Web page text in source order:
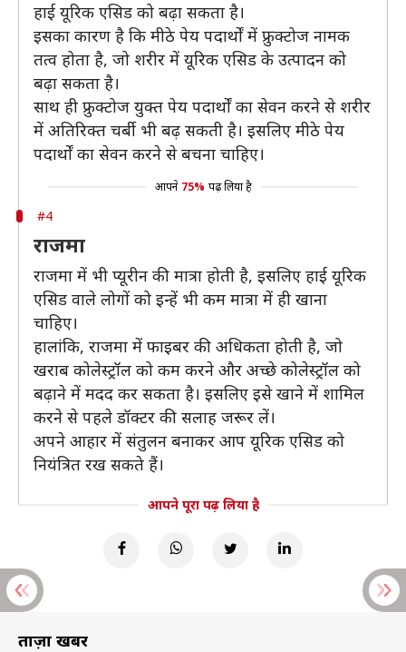
हाई यूरिक एसिड को बढ़ा सकता है।
इसका कारण है कि मीठे पेय पदार्थों में फ्रुक्टोज नामक
तत्व होता है, जो शरीर में यूरिक एसिड के उत्पादन को
बढ़ा सकता है।
साथ ही फ्रुक्टोज युक्त पेय पदार्थों का सेवन करने से शरीर
में अतिरिक्त चर्बी भी बढ़ सकती है। इसलिए मीठे पेय
पदार्थों का सेवन करने से बचना चाहिए।
आपने 75% पढ़ लिया है
#4
राजमा
राजमा में भी प्यूरीन की मात्रा होती है, इसलिए हाई यूरिक
एसिड वाले लोगों को इन्हें भी कम मात्रा में ही खाना
चाहिए।
हालांकि, राजमा में फाइबर की अधिकता होती है, जो
खराब कोलेस्ट्रॉल को कम करने और अच्छे कोलेस्ट्रॉल को
बढ़ाने में मदद कर सकता है। इसलिए इसे खाने में शामिल
करने से पहले डॉक्टर की सलाह जरूर लें।
अपने आहार में संतुलन बनाकर आप यूरिक एसिड को
नियंत्रित रख सकते हैं।
आपने पूरा पढ़ लिया है
ताज़ा खबरें